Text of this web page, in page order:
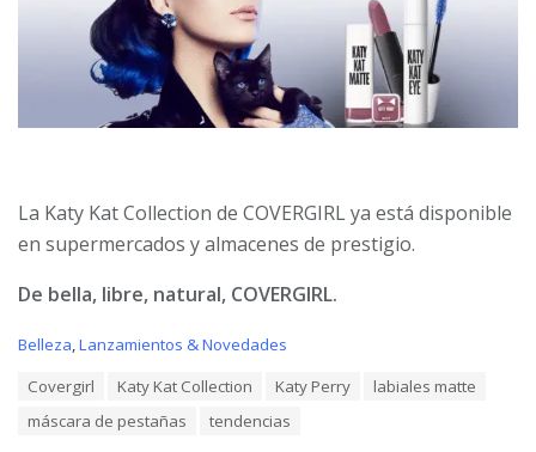
La Katy Kat Collection de COVERGIRL ya está disponible
en supermercados y almacenes de prestigio.
De bella, libre, natural, COVERGIRL.
C
Belleza,Lanzamientos & Novedades
Covergirl Katy Kat Collection Katy Perry
labiales matte
máscara de pestañas
tendencias